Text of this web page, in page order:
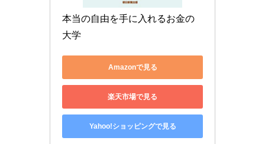
本当の自由を手に入れるお金の
大学
Amazonで見る
楽天市場で見る
Yahoo!ショッピングで見る